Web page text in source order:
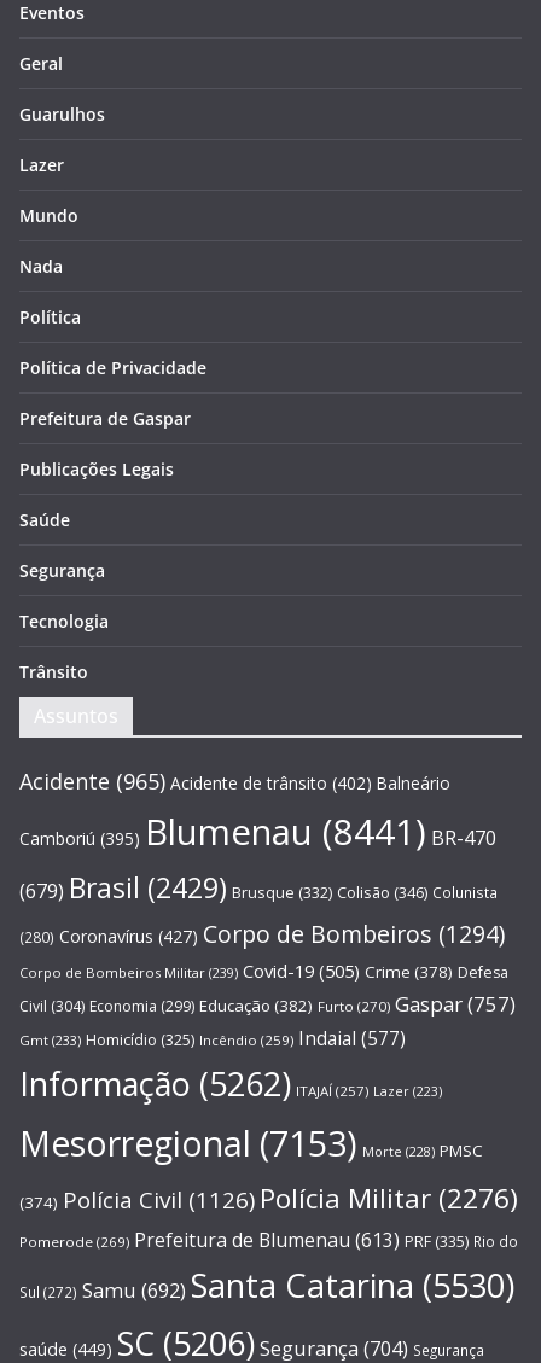
Eventos
Geral
Guarulhos
Lazer
Mundo
Nada
Política
Política de Privacidade
Prefeitura de Gaspar
Publicações Legais
Saúde
Segurança
Tecnologia
Trânsito
Assuntos
Acidente (965) Acidente de trânsito (402) Balneário
Camboriú (395) Blumenau (8441) BR-470
(679) Brasil (2429) Brusque (332) Colisão (346) Colunista
(280) Coronavírus (427) Corpo de Bombeiros (1294)
Corpo de Bombeiros Militar (239) Covid-19 (505) Crime (378) Defesa
Civil (304) Economia (299) Educação (382) Furto (270) Gaspar(757)
Gmt (233) Homicídio (325) Incêndio (259) Indaial (577)
Informação (5262) ITAJAÍ (257) Lazer (223)
Mesorregional (7153) Morte (228) PMSC
(374) Polícia Civil (1126) Polícia Militar (2276)
Pomerode (269) Prefeitura de Blumenau (613) PRF (335) Rio do
Sul (272) Samu (692) Santa Catarina (5530)
saúde (449) SC (5206)Segurança (704) Segurança